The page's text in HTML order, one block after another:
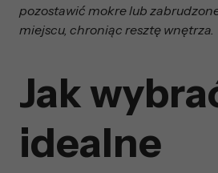
pozostawić mokre lub
miejscu, chroniąc resztę wnętrza.
Jak
idealne